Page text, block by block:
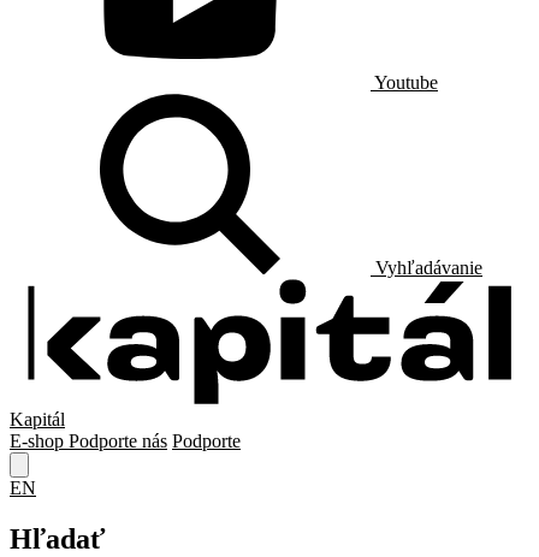
Youtube
Vyhľadávanie
Kapitál
E-shop Podporte nás Podporte
EN
Hľadať